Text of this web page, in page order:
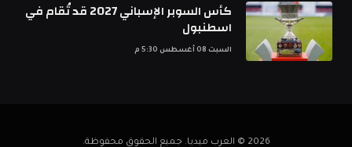
كأس السوبر الإسباني 2027 قد تُقام في
اسطنبول
السبت 08 أغسطس 5:30 م
2026 © العرب ميديا. جميع الحقوق محفوظة.